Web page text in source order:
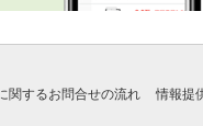
関するお問合せの流れ 情報提